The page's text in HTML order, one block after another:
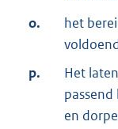
o.
het
p.
Het
en